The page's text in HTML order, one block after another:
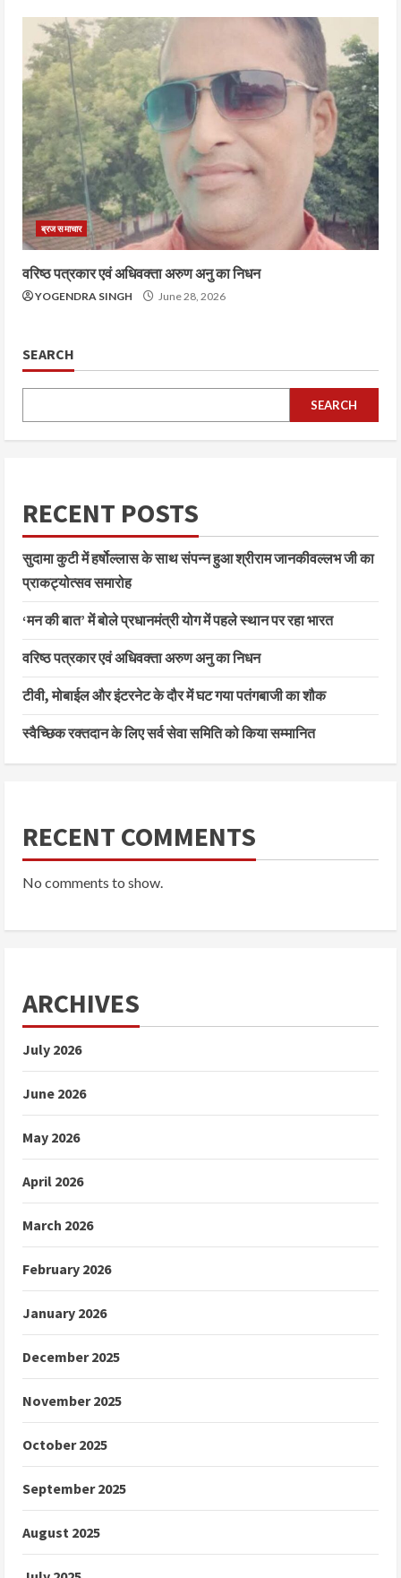
ब्रज समाचार
वरिष्ठ पत्रकार एवं अधिवक्ता अरुण अनु का निधन
YOGENDRA SINGH June 28, 2026
SEARCH
SEARCH
RECENT POSTS
सुदामा कुटी में हर्षोल्लास के साथ संपन्न हुआ श्रीराम जानकीवल्लभ जी का
प्राकट्योत्सव समारोह
‘मन की बात’ में बोले प्रधानमंत्री योग में पहले स्थान पर रहा भारत
वरिष्ठ पत्रकार एवं अधिवक्ता अरुण अनु का निधन
टीवी, मोबाईल और इंटरनेट के दौर में घट गया पतंगबाजी का शौक
स्वैच्छिक रक्तदान के लिए सर्व सेवा समिति को किया सम्मानित
RECENT COMMENTS
No comments to show.
ARCHIVES
July 2026
June 2026
May 2026
April 2026
March 2026
February 2026
January 2026
December 2025
November 2025
October 2025
September 2025
August 2025